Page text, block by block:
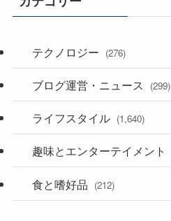
テクノロジー (276)
(36)
(187)
ブログ運営・ニュース (299)
(118)
(181)
ライフスタイル (1,640)
(395)
(282)
趣味とエンターテイメント
(56)
食と嗜好品 (212)